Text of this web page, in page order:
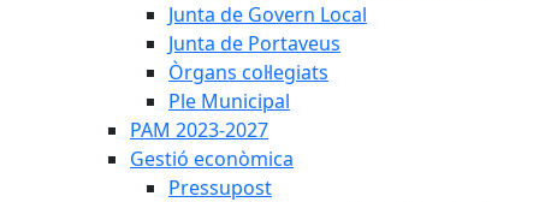
Junta de Govern Local
Junta de Portaveus
Òrgans col·legiats
Ple Municipal
PAM 2023-2027
Gestió econòmica
Pressupost